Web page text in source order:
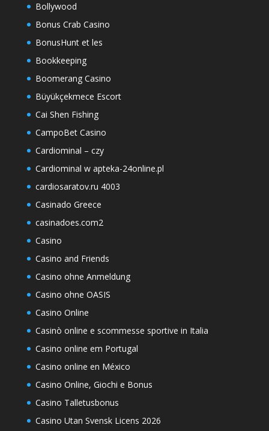
Bollywood
Bonus Crab Casino
BonusHunt et les
Bookkeeping
Boomerang Casino
Büyükçekmece Escort
Cai Shen Fishing
CampoBet Casino
Cardiominal – czy
Cardiominal w apteka-24online.pl
cardiosaratov.ru 4003
Casinado Greece
casinadoes.com2
Casino
Casino and Friends
Casino ohne Anmeldung
Casino ohne OASIS
Casino Online
Casinò online e scommesse sportive in Italia
Casino online em Portugal
Casino online en México
Casino Online, Giochi e Bonus
Casino Talletusbonus
Casino Utan Svensk Licens 2026